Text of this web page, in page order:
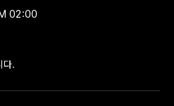
10
02:00
다.